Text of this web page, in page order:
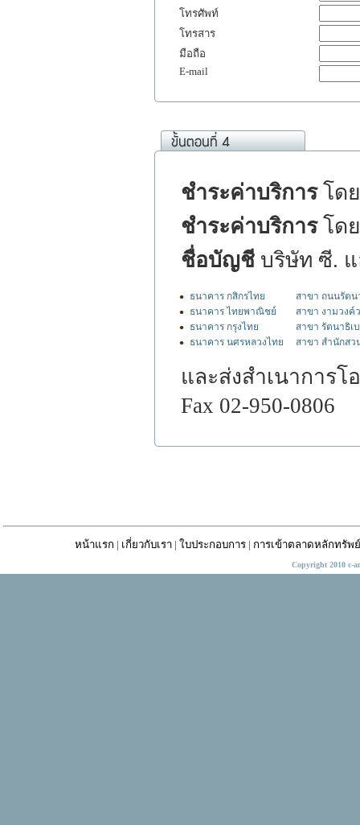
โทรศัพท์
โทรสาร
มือถือ
E-mail
ชำระค่าบริการโด
ชำระค่าบริการโด
ชื่อบัญชี บริษัท ซี.
ธนาคาร กสิกรไทย
สาขา ถนนรัตน
ธนาคาร ไทยพาณิชย์
สาขา งามวงค์
ธนาคาร กรุงไทย
สาขา รัตนาธิเ
ธนาคาร นศรหลวงไทย
สาขา สำนักสว
และส่งสำเนาการโ
Fax 02-950-0806
หน้าแรก | เกี่ยวกับเรา |ใบประกอบการ | การเข้าตลาดหลักทรัพ
Copyright 2010 c-